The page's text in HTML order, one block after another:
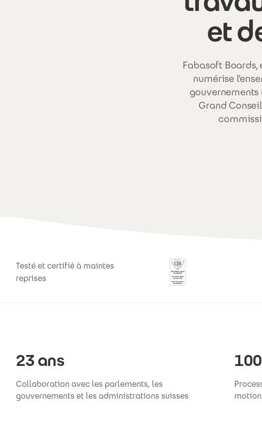
et
Fabasoft Boards,
numérise
gouvernements
Grand
Testé et certifié à maintes
reprises
23 ans
Collaboration avec les parlements, les
gouvernements et les administrations suisses